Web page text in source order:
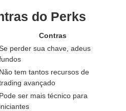
do Perks
Contras
perder sua chave, adeus
Não tem tantos recursos de
avançado
Pode ser mais técnico para
iniciantes